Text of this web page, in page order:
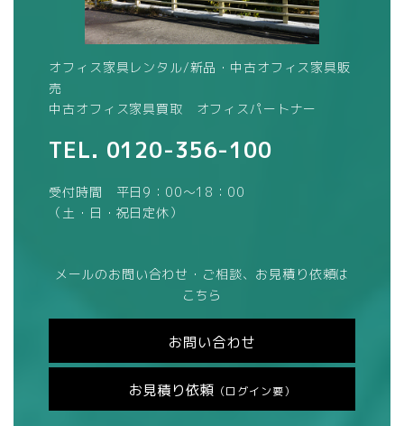
オフィス家具レンタル/新品・中古オフィス家具販
売
中古オフィス家具買取 オフィスパートナー
TEL. 0120-356-100
受付時間 平日9：00～18：00
（土・日・祝日定休）
メールのお問い合わせ・ご相談、お見積り依頼は
こちら
お問い合わせ
お見積り依頼 （ログイン要）